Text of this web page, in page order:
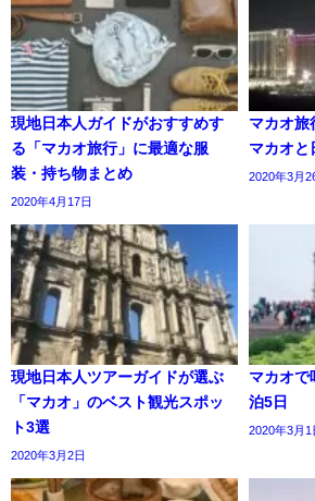
現地日本人ガイドがおすすめす
る「マカオ旅行」に最適な服
装・持ち物まとめ
2020年4月17日
マカオ旅
マカオと
2020年3月
現地日本人ツアーガイドが選ぶ
「マカオ」のベスト観光スポッ
ト3選
2020年3月2日
マカオで
泊5日
2020年3月1